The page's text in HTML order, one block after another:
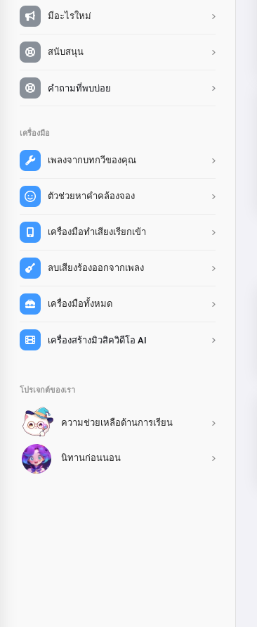
มีอะไรใหม่
สนับสนุน
คำถามที่พบบ่อย
เครื่องมือ
เพลงจากบทกวีของคุณ
ตัวช่วยหาคำคล้องจอง
เครื่องมือทำเสียงเรียกเข้า
ลบเสียงร้องออกจากเพลง
เครื่องมือทั้งหมด
เครื่องสร้างมิวสิควิดีโอ AI
โปรเจกต์ของเรา
ความช่วยเหลือด้านการเรียน
นิทานก่อนนอน